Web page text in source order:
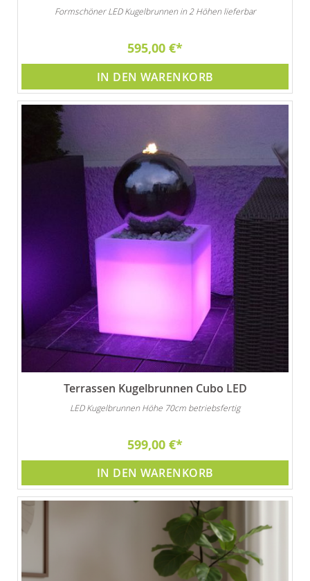
Formschöner LED Kugelbrunnen in 2 Höhen lieferbar
595,00 €
IN DEN WARENKORB
Terrassen Kugelbrunnen Cubo LED
LED Kugelbrunnen Höhe 70cm betriebsfertig
599,00 €
IN DEN WARENKORB